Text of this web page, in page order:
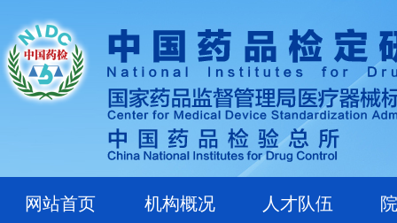
网站首页 机构概况 人才队伍